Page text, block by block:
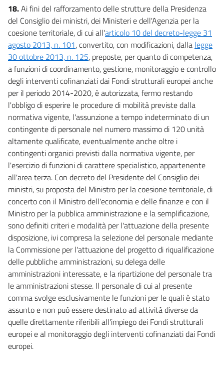
18.Ai fini del rafforzamento delle strutture della Presidenza
del Consiglio dei ministri, dei Ministeri e dell'Agenzia per la
coesione territoriale, di cui all'articolo 10 del decreto-legge 31
agosto 2013, n. 101, convertito, con modificazioni, dalla legge
30 ottobre 2013, n. 125, preposte, per quanto di competenza,
a funzioni di coordinamento, gestione, monitoraggio e controllo
degli interventi cofinanziati dai Fondi strutturali europei anche
per il periodo 2014-2020, è autorizzata, fermo restando
l'obbligo di esperire le procedure di mobilità previste dalla
normativa vigente, l'assunzione a tempo indeterminato di un
contingente di personale nel numero massimo di 120 unità
altamente qualificate, eventualmente anche oltre i
contingenti organici previsti dalla normativa vigente, per
l'esercizio di funzioni di carattere specialistico, appartenente
all'area terza. Con decreto del Presidente del Consiglio dei
ministri, su proposta del Ministro per la coesione territoriale, di
concerto con il Ministro dell'economia e delle finanze e con il
Ministro per la pubblica amministrazione e la semplificazione,
sono definiti criteri e modalità per l'attuazione della presente
disposizione, ivi compresa la selezione del personale mediante
la Commissione per l'attuazione del progetto di riqualificazione
delle pubbliche amministrazioni, su delega delle
amministrazioni interessate, e la ripartizione del personale tra
le amministrazioni stesse. Il personale di cui al presente
comma svolge esclusivamente le funzioni per le quali è stato
assunto e non può essere destinato ad attività diverse da
quelle direttamente riferibili all'impiego dei Fondi strutturali
europei e al monitoraggio degli interventi cofinanziati dai Fondi
europei.